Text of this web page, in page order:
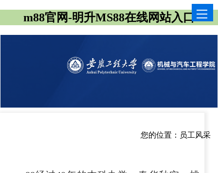
m88官网-明升MS88在线网站入口
您的位置： 员工风采